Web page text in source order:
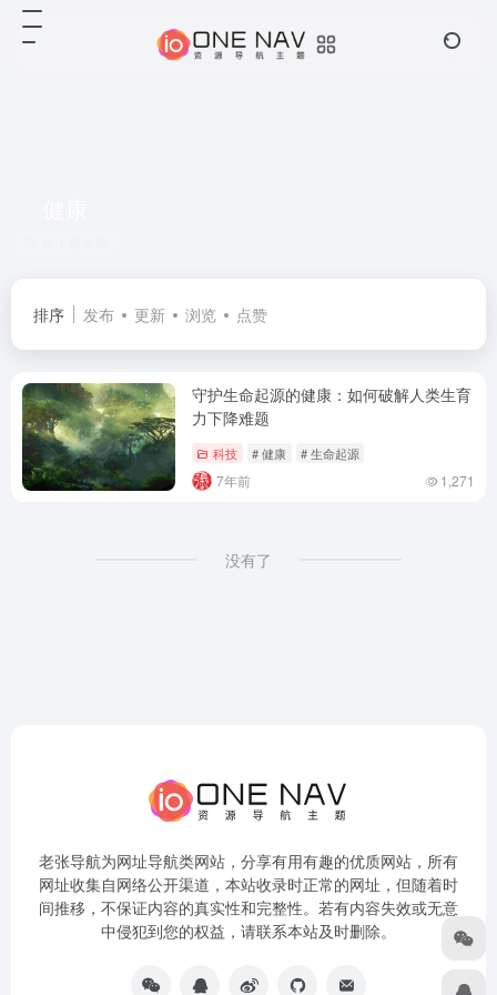
排序 发布 更新 浏览 点赞
守护生命起源的健康：如何破解人类生育
力下降难题
科技 # 健康 # 生命起源
7年前 1,271
没有了
老张导航为网址导航类网站，分享有用有趣的优质网站，所有
网址收集自网络公开渠道，本站收录时正常的网址，但随着时
间推移，不保证内容的真实性和完整性。若有内容失效或无意
中侵犯到您的权益，请联系本站及时删除。